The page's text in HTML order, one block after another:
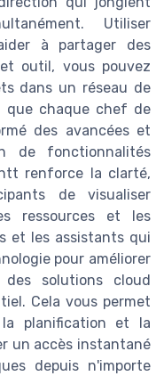
Utiliser
à partager des
outil, vous pouvez
dans un réseau de
que chaque chef de
des avancées et
de fonctionnalités
renforce la clarté,
de visualiser
ressources et les
et les assistants qui
pour améliorer
solutions cloud
Cela vous permet
planification et la
un accès instantané
depuis n'importe